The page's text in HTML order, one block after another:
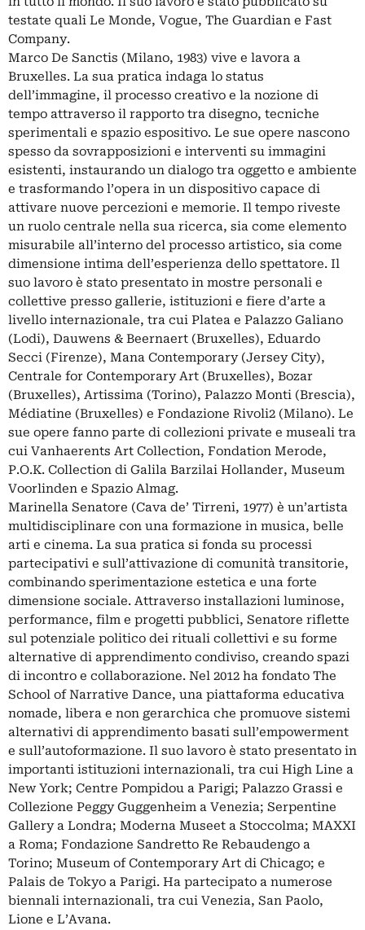
testate quali Le Monde, Vogue, The Guardian e Fast
Company.
Marco De Sanctis (Milano, 1983) vive e lavora a
Bruxelles. La sua pratica indaga lo status
dell’immagine, il processo creativo e la nozione di
tempo attraverso il rapporto tra disegno, tecniche
sperimentali e spazio espositivo. Le sue opere nascono
spesso da sovrapposizioni e interventi su immagini
esistenti, instaurando un dialogo tra oggetto e ambiente
e trasformando l’opera in un dispositivo capace di
attivare nuove percezioni e memorie. Il tempo riveste
un ruolo centrale nella sua ricerca, sia come elemento
misurabile all’interno del processo artistico, sia come
dimensione intima dell’esperienza dello spettatore. Il
suo lavoro è stato presentato in mostre personali e
collettive presso gallerie, istituzioni e fiere d’arte a
livello internazionale, tra cui Platea e Palazzo Galiano
(Lodi), Dauwens & Beernaert (Bruxelles), Eduardo
Secci (Firenze), Mana Contemporary (Jersey City),
Centrale for Contemporary Art (Bruxelles), Bozar
(Bruxelles), Artissima (Torino), Palazzo Monti (Brescia),
Médiatine (Bruxelles) e Fondazione Rivoli2 (Milano). Le
sue opere fanno parte di collezioni private e museali tra
cui Vanhaerents Art Collection, Fondation Merode,
P.O.K. Collection di Galila Barzilai Hollander, Museum
Voorlinden e Spazio Almag.
Marinella Senatore (Cava de’ Tirreni, 1977) è un’artista
multidisciplinare con una formazione in musica, belle
arti e cinema. La sua pratica si fonda su processi
partecipativi e sull’attivazione di comunità transitorie,
combinando sperimentazione estetica e una forte
dimensione sociale. Attraverso installazioni luminose,
performance, film e progetti pubblici, Senatore riflette
sul potenziale politico dei rituali collettivi e su forme
alternative di apprendimento condiviso, creando spazi
di incontro e collaborazione. Nel 2012 ha fondato The
School of Narrative Dance, una piattaforma educativa
nomade, libera e non gerarchica che promuove sistemi
alternativi di apprendimento basati sull’empowerment
e sull’autoformazione. Il suo lavoro è stato presentato in
importanti istituzioni internazionali, tra cui High Line a
New York; Centre Pompidou a Parigi; Palazzo Grassi e
Collezione Peggy Guggenheim a Venezia; Serpentine
Gallery a Londra; Moderna Museet a Stoccolma; MAXXI
a Roma; Fondazione Sandretto Re Rebaudengo a
Torino; Museum of Contemporary Art di Chicago; e
Palais de Tokyo a Parigi. Ha partecipato a numerose
biennali internazionali, tra cui Venezia, San Paolo,
Lione e L’Avana.